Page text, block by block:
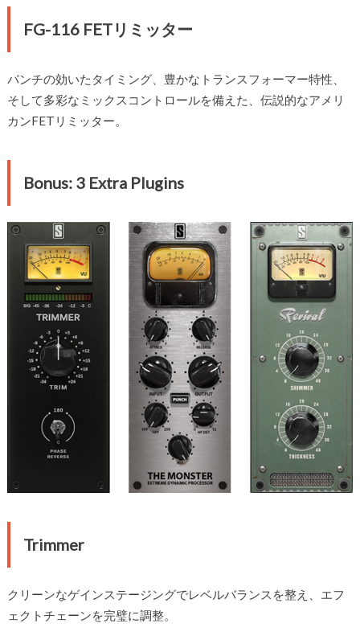
FG-116 FETリミッター
パンチの効いたタイミング、豊かなトランスフォーマー特性、
そして多彩なミックスコントロールを備えた、伝説的なアメリ
カンFETリミッター。
Bonus: 3 Extra Plugins
Trimmer
クリーンなゲインステージングでレベルバランスを整え、エフ
ェクトチェーンを完璧に調整。